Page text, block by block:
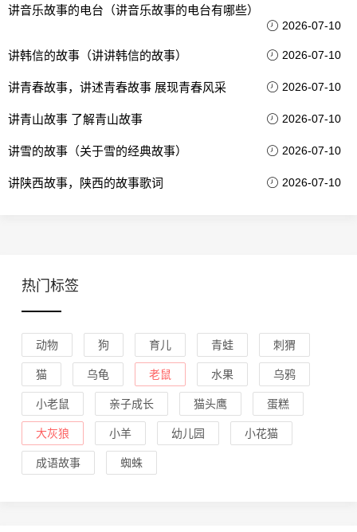
讲音乐故事的电台（讲音乐故事的电台有哪些）
2026-07-10
讲韩信的故事（讲讲韩信的故事） 2026-07-10
讲青春故事，讲述青春故事 展现青春风采 2026-07-10
讲青山故事 了解青山故事 2026-07-10
讲雪的故事（关于雪的经典故事） 2026-07-10
讲陕西故事，陕西的故事歌词 2026-07-10
热门标签
动物 狗 育儿 青蛙 刺猬
猫 乌龟 老鼠 水果 乌鸦
小老鼠 亲子成长 猫头鹰 蛋糕
大灰狼 小羊 幼儿园 小花猫
成语故事 蜘蛛